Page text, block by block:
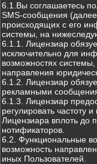
6.1.Вы соглашаетесь
SMS-сообщения
происходящих с его
системы, на
6.1.1. Лицензиар
исключительно для
возможностях
направления
6.1.2. Лицензиар
рекламными
6.1.3. Лицензиар
регулировать частоту
Лицензиара вплоть до
нотификаторов.
6.2. Функциональные
возможность
иных Пользователей.